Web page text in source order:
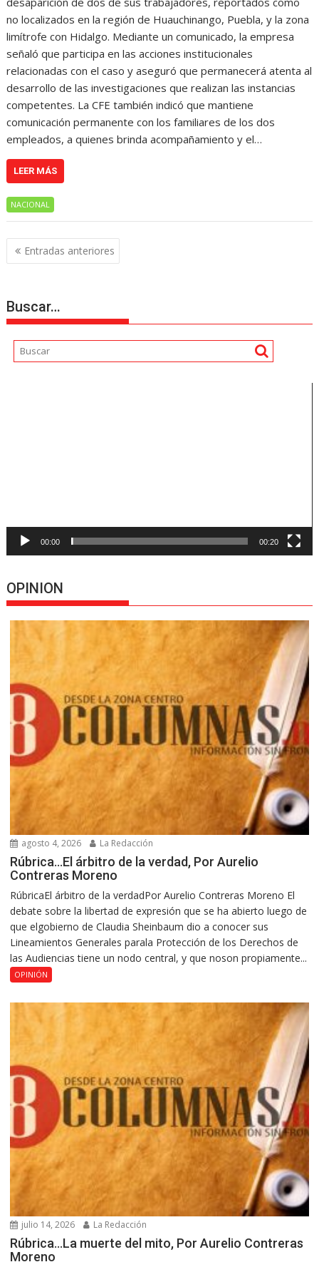
no localizados en la región de Huauchinango, Puebla, y la zona
limítrofe con Hidalgo. Mediante un comunicado, la empresa
señaló que participa en las acciones institucionales
relacionadas con el caso y aseguró que permanecerá atenta al
desarrollo de las investigaciones que realizan las instancias
competentes. La CFE también indicó que mantiene
comunicación permanente con los familiares de los dos
empleados, a quienes brinda acompañamiento y el…
LEER MÁS
NACIONAL
Navegación
de
Entradas anteriores
Buscar…
00:00 00:20
OPINION
agosto 4, 2026 La Redacción
Rúbrica…El árbitro de la verdad, Por Aurelio
Contreras Moreno
RúbricaEl árbitro de la verdadPor Aurelio Contreras Moreno El
debate sobre la libertad de expresión que se ha abierto luego de
que elgobierno de Claudia Sheinbaum dio a conocer sus
Lineamientos Generales parala Protección de los Derechos de
las Audiencias tiene un nodo central, y que noson propiamente...
OPINIÓN
julio 14, 2026 La Redacción
Rúbrica…La muerte del mito, Por Aurelio Contreras
Moreno